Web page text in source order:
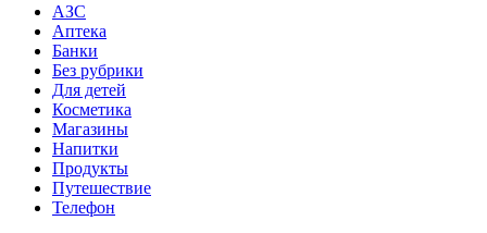
АЗС
Аптека
Банки
Без рубрики
Для детей
Косметика
Магазины
Напитки
Продукты
Путешествие
Телефон